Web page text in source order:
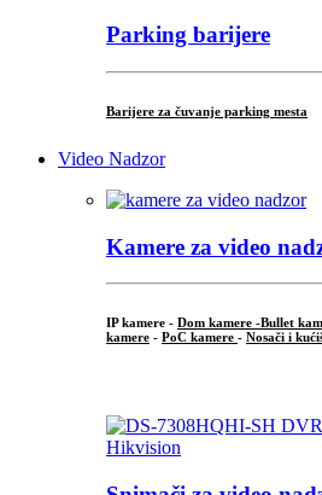
Parking barijere
Barijere za čuvanje parking mesta
Video Nadzor
Kamere za video
IP kamere - Dom kamere -Bullet
kamere - PoC kamere - Nosači i